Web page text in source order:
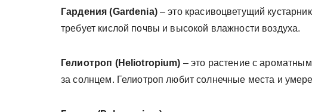
Гардения (Gardenia)– это красивоцветущий
требует кислой почвы и высокой влажности воздуха.
Гелиотроп (Heliotropium) – это растение с
за солнцем. Гелиотроп любит солнечные места и